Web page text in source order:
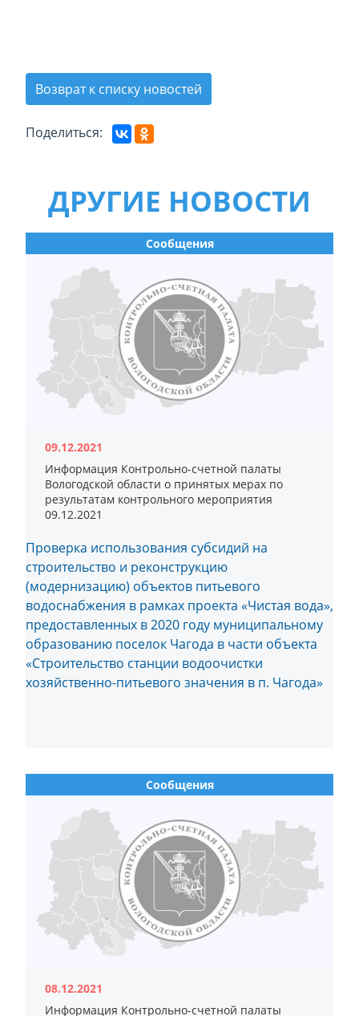
Возврат к списку новостей
Поделиться:
ДРУГИЕ НОВОСТИ
Сообщения
09.12.2021
Информация Контрольно-счетной палаты
Вологодской области о принятых мерах по
результатам контрольного мероприятия
09.12.2021
Проверка использования субсидий на
строительство и реконструкцию
(модернизацию) объектов питьевого
водоснабжения в рамках проекта «Чистая вода»,
предоставленных в 2020 году муниципальному
образованию поселок Чагода в части объекта
«Строительство станции водоочистки
хозяйственно-питьевого значения в п. Чагода»
Сообщения
08.12.2021
Информация Контрольно-счетной палаты